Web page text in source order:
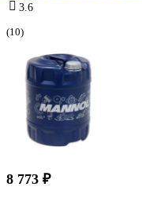
3.6
(10)
8 773 ₽